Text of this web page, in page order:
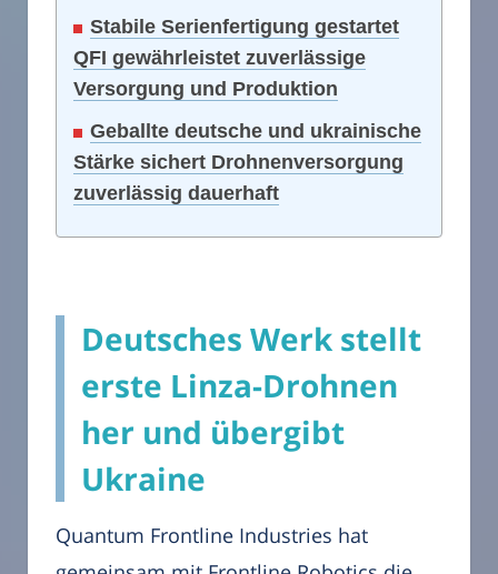
Stabile Serienfertigung gestartet
QFI gewährleistet zuverlässige
Versorgung und Produktion
Geballte deutsche und ukrainische
Stärke sichert Drohnenversorgung
zuverlässig dauerhaft
Deutsches Werk stellt
erste Linza-Drohnen
her und übergibt
Ukraine
Quantum Frontline Industries hat